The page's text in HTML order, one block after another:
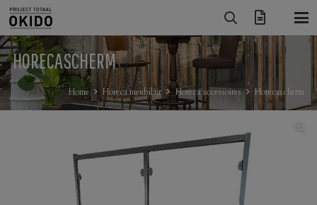
HORECASCHERM
Home Horeca meubilair Horeca accessoires Horecascherm